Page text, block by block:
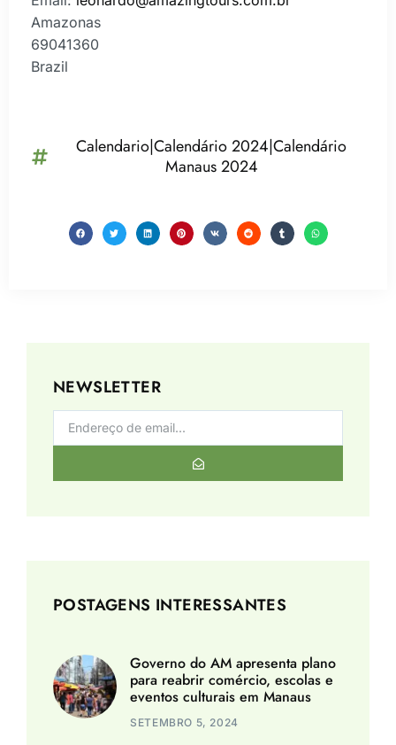
Amazonas
69041360
Brazil
Calendario|Calendário 2024|Calendário
Manaus 2024
NEWSLETTER
POSTAGENS INTERESSANTES
Governo do AM apresenta plano
para reabrir comércio, escolas e
eventos culturais em Manaus
SETEMBRO 5, 2024